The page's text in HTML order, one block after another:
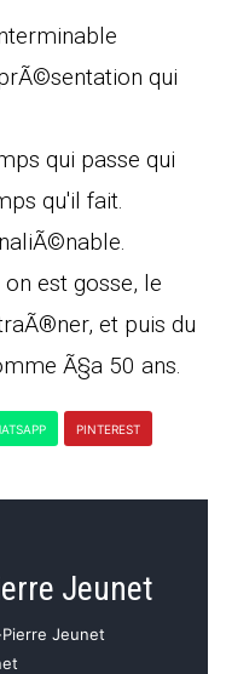
qui
qui passe qui
qu'il fait.
on est gosse, le
et puis du
Ã§a 50 ans.
PINTEREST
Jeunet
Jeunet